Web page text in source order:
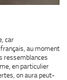
car
au moment
ressemblances
en particulier
on aura peut-